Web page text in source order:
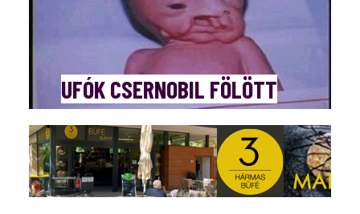
UFÓK CSERNOBIL FÖLÖTT